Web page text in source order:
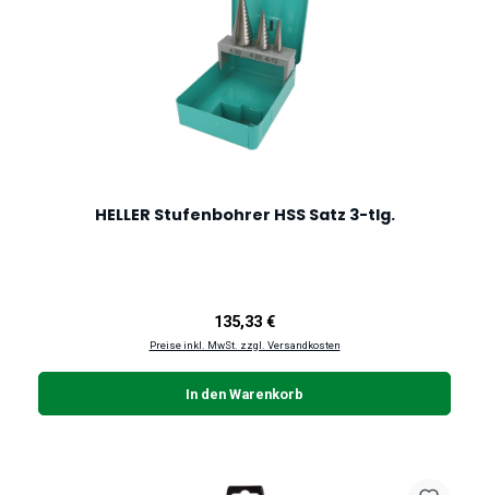
HELLER Stufenbohrer HSS Satz 3-tlg.
Regulärer Preis:
135,33 €
Preise inkl. MwSt. zzgl. Versandkosten
In den Warenkorb